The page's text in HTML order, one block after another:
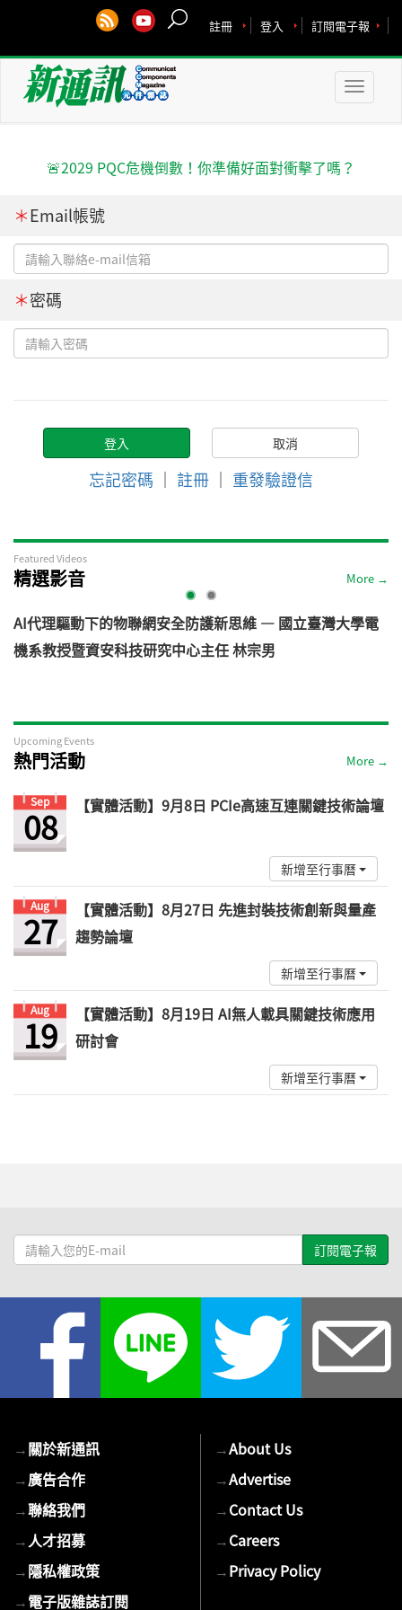
訂閱電子報
登入
註冊
Toggle
🚨2029 PQC危機倒數！你準備好面對衝擊了嗎？
＊Email帳號
＊密碼
忘記密碼 ｜ 註冊 ｜ 重發驗證信
Featured Videos
精選影音 More →
AI代理驅動下的物聯網安全防護新思維 — 國立臺灣大學電
機系教授暨資安科技研究中心主任 林宗男
Upcoming Events
熱門活動 More →
Sep
08 【實體活動】9月8日 PCIe高速互連關鍵技術論壇
新增至行事曆
Aug
27
【實體活動】8月27日 先進封裝技術創新與量產
趨勢論壇
新增至行事曆
Aug
19
【實體活動】8月19日 AI無人載具關鍵技術應用
研討會
新增至行事曆
請
輸
→關於新通訊
→廣告合作
→聯絡我們
→人才招募
→隱私權政策
→電子版雜誌訂閱
→About Us
→Advertise
→Contact Us
→Careers
→Privacy Policy